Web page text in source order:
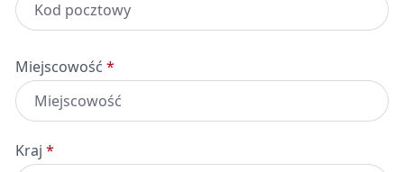
Miejscowość *
Kraj *